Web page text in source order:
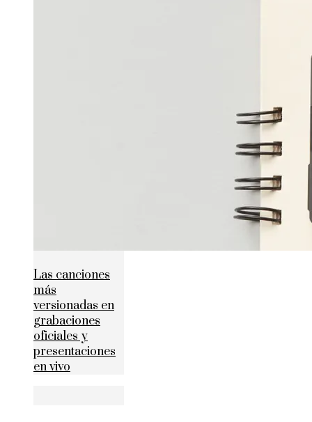
Las canciones
más
versionadas en
grabaciones
oficiales y
presentaciones
en vivo